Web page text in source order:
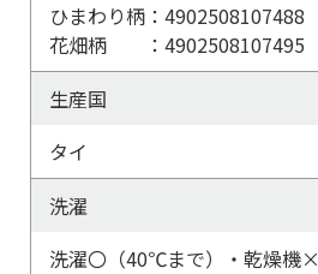
ひまわり柄：4902508107488
花畑柄 ：4902508107495
生産国
タイ
洗濯
洗濯〇（40℃まで）・乾燥機×